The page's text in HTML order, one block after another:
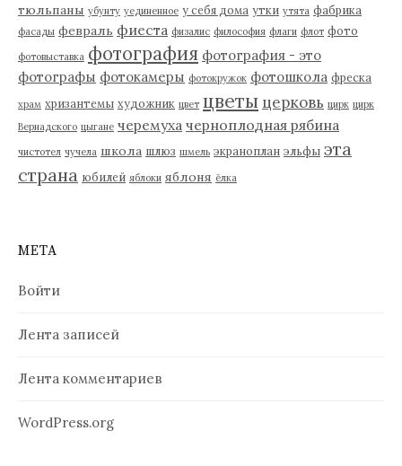
тюльпаны убунту уединенное у себя дома утки утята фабрика
фасады февраль фиеста физалис философия флаги флот фото
фотовыставка фотография фотография - это
фотографы фотокамеры фотокружок фотошкола фреска
храм хризантемы художник цвет цветы церковь цирк цирк
Вернадского цыгане черемуха черноплодная рябина
чистотел чучела школа шлюз шмель экраноплан эльфы эта
страна юбилей яблоки яблоня ёлка
МЕТА
Войти
Лента записей
Лента комментариев
WordPress.org